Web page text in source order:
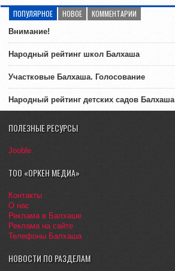
ПОПУЛЯРНОЕ НОВОЕ КОММЕНТАРИИ
Внимание!
Народный рейтинг школ Балхаша
Участковые Балхаша. Голосование
Народный рейтинг детских садов Балхаша
ПОЛЕЗНЫЕ РЕСУРСЫ
Jooble
ТОО «ОРКЕН МЕДИА»
Контакты
О нас
Реклама в Балхаше
Реклама на сайте
Телефоны Балхаша
НОВОСТИ ПО РАЗДЕЛАМ